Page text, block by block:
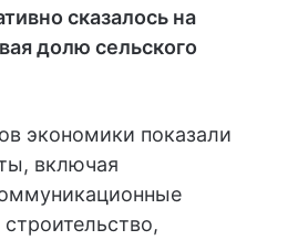
сказалось на
долю сельского
экономики показали
включая